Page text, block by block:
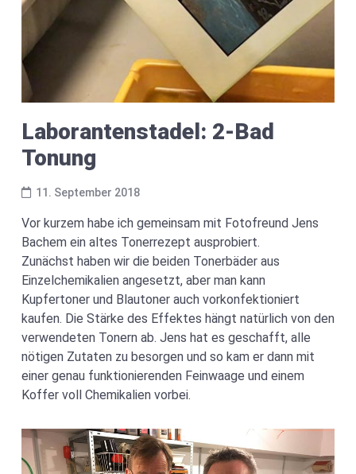
Laborantenstadel: 2-Bad
Tonung
11. September 2018
Vor kurzem habe ich gemeinsam mit Fotofreund Jens
Bachem ein altes Tonerrezept ausprobiert.
Zunächst haben wir die beiden Tonerbäder aus
Einzelchemikalien angesetzt, aber man kann
Kupfertoner und Blautoner auch vorkonfektioniert
kaufen. Die Stärke des Effektes hängt natürlich von den
verwendeten Tonern ab. Jens hat es geschafft, alle
nötigen Zutaten zu besorgen und so kam er dann mit
einer genau funktionierenden Feinwaage und einem
Koffer voll Chemikalien vorbei.